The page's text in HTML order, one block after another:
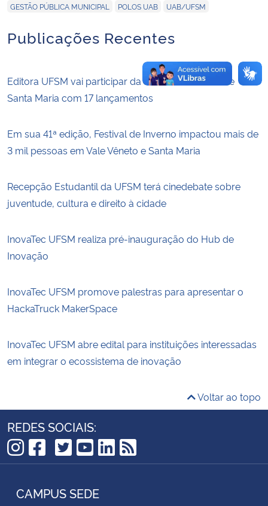
GESTÃO PÚBLICA MUNICIPAL POLOS UAB UAB/UFSM
Publicações Recentes
Editora UFSM vai participar da 53ª Feira do Livro de
Santa Maria com 17 lançamentos
Em sua 41ª edição, Festival de Inverno impactou mais de
3 mil pessoas em Vale Vêneto e Santa Maria
Recepção Estudantil da UFSM terá cinedebate sobre
juventude, cultura e direito à cidade
InovaTec UFSM realiza pré-inauguração do Hub de
Inovação
InovaTec UFSM promove palestras para apresentar o
HackaTruck MakerSpace
InovaTec UFSM abre edital para instituições interessadas
em integrar o ecossistema de inovação
Voltar ao topo
REDES SOCIAIS:
Instagram
Facebook
TikTok
Twitter
YouTube
LinkedIn
RSS
CAMPUS SEDE